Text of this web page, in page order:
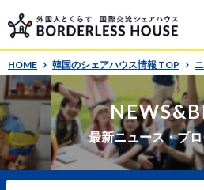
HOME 韓国のシェアハウス情報 TOP
最新ニュース・ブ